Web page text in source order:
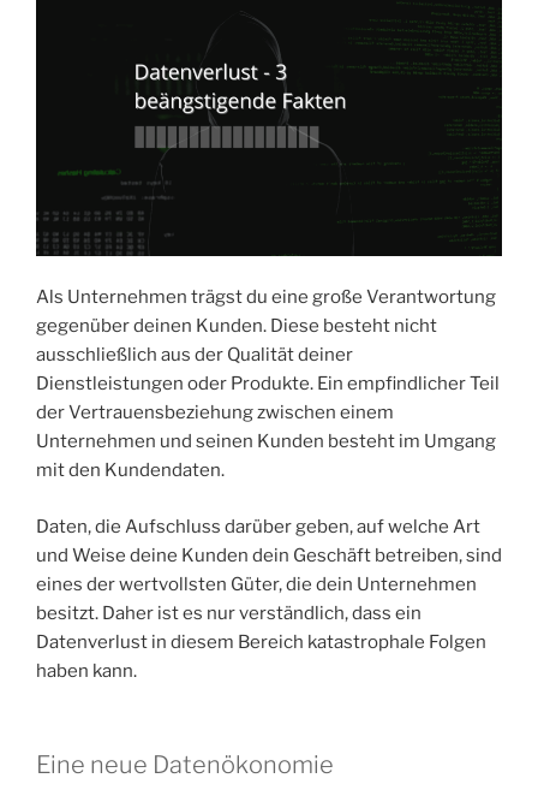
Als Unternehmen trägst du eine große Verantwortung
gegenüber deinen Kunden. Diese besteht nicht
ausschließlich aus der Qualität deiner
Dienstleistungen oder Produkte. Ein empfindlicher Teil
der Vertrauensbeziehung zwischen einem
Unternehmen und seinen Kunden besteht im Umgang
mit den Kundendaten.
Daten, die Aufschluss darüber geben, auf welche Art
und Weise deine Kunden dein Geschäft betreiben, sind
eines der wertvollsten Güter, die dein Unternehmen
besitzt. Daher ist es nur verständlich, dass ein
Datenverlust in diesem Bereich katastrophale Folgen
haben kann.
Eine neue Datenökonomie